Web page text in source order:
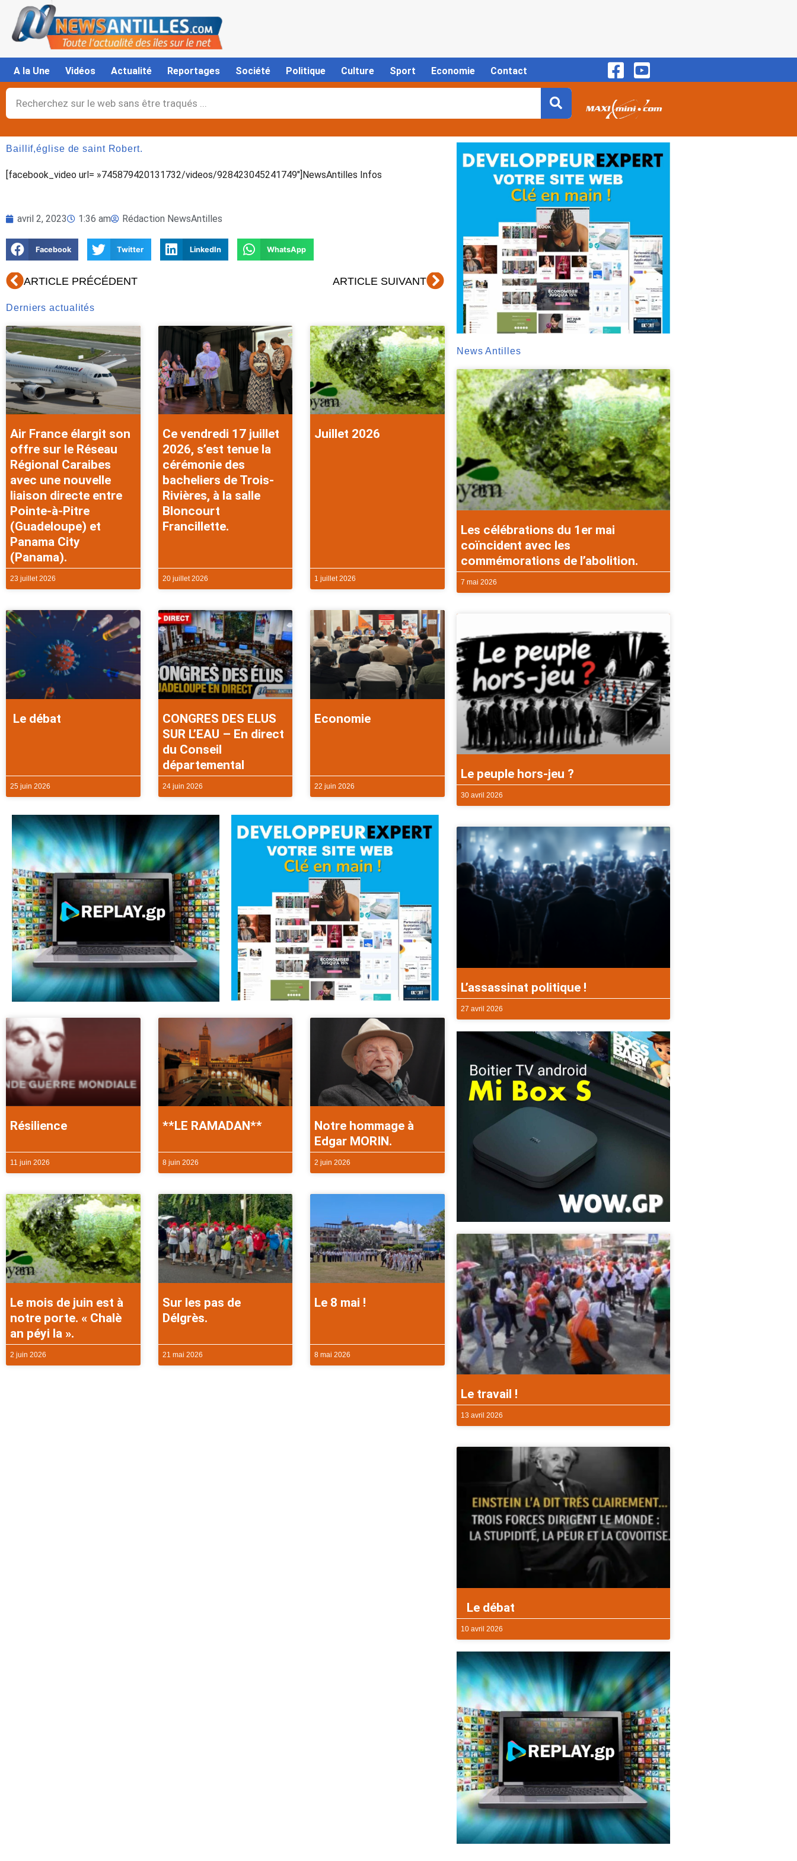
contenu
A la Une Vidéos Actualité Reportages Société Politique Culture Sport Economie Contact
Rechercher
Baillif,église de saint Robert.
[facebook_video url= »745879420131732/videos/928423045241749″]NewsAntilles Infos
avril 2, 2023 1:36 am Rédaction NewsAntilles
Facebook Twitter LinkedIn WhatsApp
Précédent
ARTICLE PRÉCÉDENT ARTICLE SUIVANTSuivant
Derniers actualités
Air France élargit son
offre sur le Réseau
Régional Caraibes
avec une nouvelle
liaison directe entre
Pointe-à-Pitre
(Guadeloupe) et
Panama City
(Panama).
23 juillet 2026
Ce vendredi 17 juillet
2026, s’est tenue la
cérémonie des
bacheliers de Trois-
Rivières, à la salle
Bloncourt
Francillette.
20 juillet 2026
Juillet 2026
1 juillet 2026
Le débat
25 juin 2026
CONGRES DES ELUS
SUR L’EAU – En direct
du Conseil
départemental
24 juin 2026
Economie
22 juin 2026
Résilience
11 juin 2026
**LE RAMADAN**
8 juin 2026
Notre hommage à
Edgar MORIN.
2 juin 2026
Le mois de juin est à
notre porte. « Chalè
an péyi la ».
2 juin 2026
Sur les pas de
Délgrès.
21 mai 2026
Le 8 mai !
8 mai 2026
News Antilles
Les célébrations du 1er mai
coïncident avec les
commémorations de l’abolition.
7 mai 2026
Le peuple hors-jeu ?
30 avril 2026
L’assassinat politique !
27 avril 2026
Le travail !
13 avril 2026
Le débat
10 avril 2026